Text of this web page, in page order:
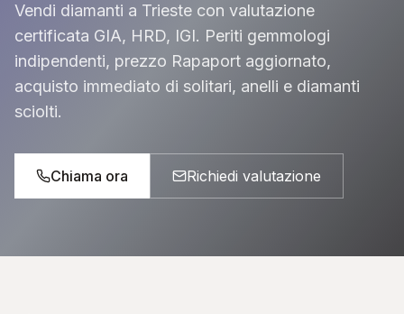
Vendi diamanti a Trieste con valutazione
certificata GIA, HRD, IGI. Periti gemmologi
indipendenti, prezzo Rapaport aggiornato,
acquisto immediato di solitari, anelli e diamanti
sciolti.
Chiama ora Richiedi valutazione